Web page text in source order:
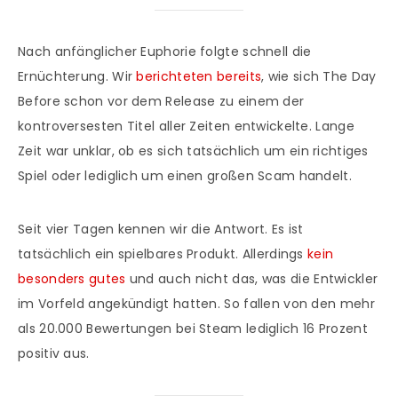
Nach anfänglicher Euphorie folgte schnell die
Ernüchterung. Wirberichteten bereits, wie sich The Day
Before schon vor dem Release zu einem der
kontroversesten Titel aller Zeiten entwickelte. Lange
Zeit war unklar, ob es sich tatsächlich um ein richtiges
Spiel oder lediglich um einen großen Scam handelt.
Seit vier Tagen kennen wir die Antwort. Es ist
tatsächlich ein spielbares Produkt. Allerdingskein
besonders gutes und auch nicht das, was die Entwickler
im Vorfeld angekündigt hatten. So fallen von den mehr
als 20.000 Bewertungen bei Steam lediglich 16 Prozent
positiv aus.